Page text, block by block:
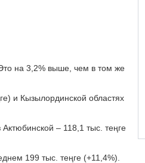
на 3,2% выше, чем в том же
и Кызылординской областях
– 118,1 тыс. теңге
199 тыс. теңге (+11,4%).